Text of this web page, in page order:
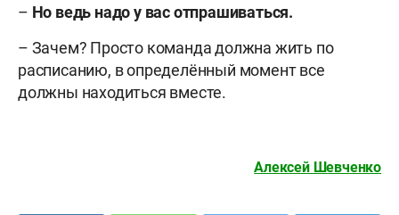
– Но ведь надо у вас отпрашиваться.
– Зачем? Просто команда должна жить по
расписанию, в определённый момент все
должны находиться вместе.
Алексей Шевченко